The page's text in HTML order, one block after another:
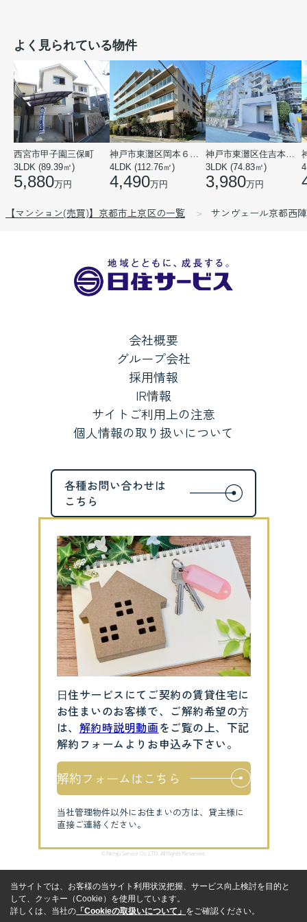
よく見られている物件
西宮市甲子園三保町
3LDK (89.39㎡)
5,880万円
神戸市東灘区岡本６丁目
4LDK (112.76㎡)
4,490万円
神戸市東灘区住吉本町１丁目
3LDK (74.83㎡)
3,980万円
【マンション(売買)】京都市上京区の一覧 サンヴェール京都西陣
会社概要
グループ会社
採用情報
IR情報
サイトご利用上の注意
個人情報の取り扱いについて
⽇住サービスにてご契約の賃貸住宅に
お住まいのお客様で、ご解約希望の⽅
は、 解約時説明動画をご覧の上、下記
解約フォームよりお申込み下さい。
解約フォームはこちら
当社管理物件以外にお住まいの方は、貸主様に
直接ご連絡ください。
© Nichiju Service Co.,LTD. All Rights Reserved.
当サイトでは、お客様の当サイト利用状況把握、サービス向上検討を目的と
して、クッキー（Cookie）を使用しています。
詳しくは、当社の 「Cookieの取扱いについて」 をご確認ください。